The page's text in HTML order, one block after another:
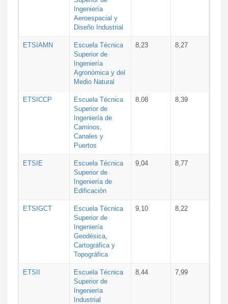
Ingeniería
Aeroespacial y
Diseño Industrial
ETSIAMN
Escuela Técnica
Superior de
Ingeniería
Agronómica y del
Medio Natural
8,23 8,27
ETSICCP
Escuela Técnica
Superior de
Ingeniería de
Caminos,
Canales y
Puertos
8,08 8,39
ETSIE
Escuela Técnica
Superior de
Ingeniería de
Edificación
9,04 8,77
ETSIGCT
Escuela Técnica
Superior de
Ingeniería
Geodésica,
Cartográfica y
Topográfica
9,10 8,22
ETSII
Escuela Técnica
Superior de
Ingeniería
Industrial
8,44 7,99